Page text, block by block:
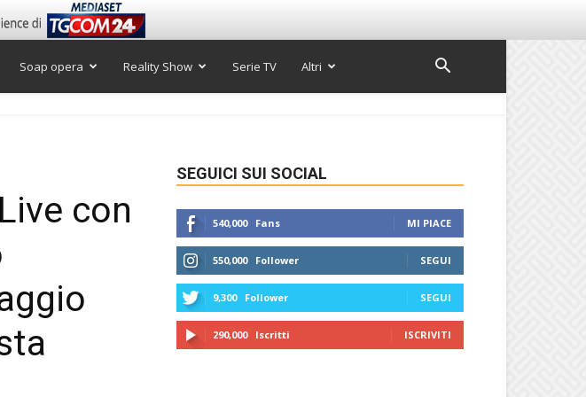
Soap opera Reality Show Serie TV Altri
con
SEGUICI SUI SOCIAL
540,000 Fans MI PIACE
550,000 Follower SEGUI
9,300 Follower SEGUI
290,000 Iscritti ISCRIVITI